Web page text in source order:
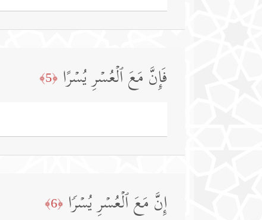
فَإِنَّ مَعَ ٱلۡعُسۡرِ یُسۡرًا ﴿5﴾
إِنَّ مَعَ ٱلۡعُسۡرِ یُسۡرࣰا ﴿6﴾